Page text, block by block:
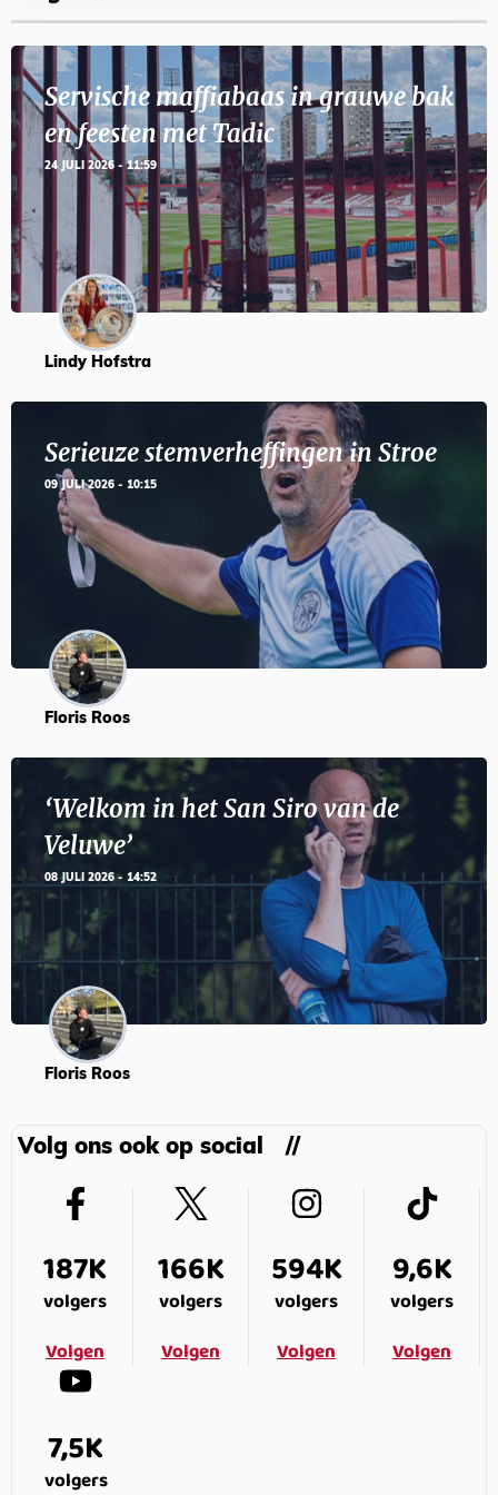
Servische maffiabaas in grauwe bak
en feesten met Tadic
24 JULI 2026 - 11:59
Lindy Hofstra
Serieuze stemverheffingen in Stroe
09 JULI 2026 - 10:15
Floris Roos
‘Welkom in het San Siro van de
Veluwe’
08 JULI 2026 - 14:52
Floris Roos
Volg ons ook op social
187K
volgers
Volgen
166K
volgers
Volgen
594K
volgers
Volgen
9,6K
volgers
Volgen
7,5K
volgers